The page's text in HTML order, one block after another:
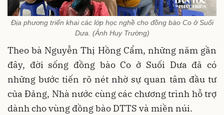
Địa phương triển khai các lớp học nghề cho đồng bào Co ở Suối
Dưa. (Ảnh Huy Trường)
Theo bà Nguyễn Thị Hồng Cẩm, những năm gần
đây, đời sống đồng bào Co ở Suối Dưa đã có
những bước tiến rõ nét nhờ sự quan tâm đầu tư
của Đảng, Nhà nước cùng các chương trình hỗ trợ
dành cho vùng đồng bào DTTS và miền núi.